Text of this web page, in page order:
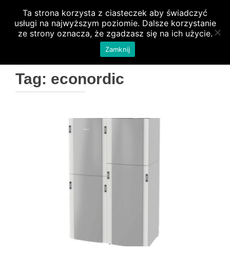
Tag: econordic
Ta strona korzysta z ciasteczek aby świadczyć
usługi na najwyższym poziomie. Dalsze korzystanie
ze strony oznacza, że zgadzasz się na ich użycie.
Zamknij